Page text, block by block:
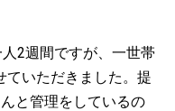
2週間ですが、一世帯
ていただきました。提
と管理をしているの